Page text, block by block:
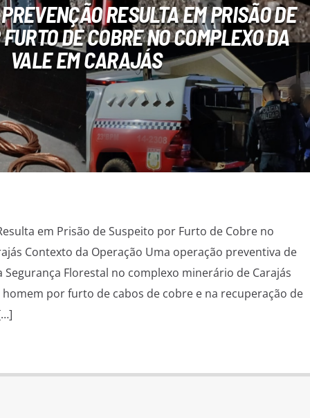
RESULTA EM PRISÃO DE
DE COBRE NO COMPLEXO DA
VALE EM CARAJÁS
em Prisão de Suspeito por Furto de Cobre no
Contexto da Operação Uma operação preventiva de
Segurança Florestal no complexo minerário de Carajás
por furto de cabos de cobre e na recuperação de